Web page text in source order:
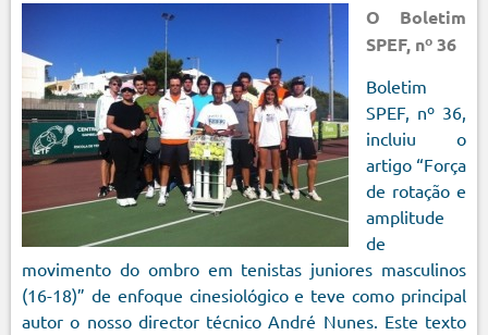
O Boletim
SPEF, nº 36
Boletim
SPEF, nº 36,
incluiu o
artigo “Força
de rotação e
amplitude
de
movimento do ombro em tenistas juniores masculinos
(16-18)” de enfoque cinesiológico e teve como principal
autor o nosso director técnico André Nunes. Este texto